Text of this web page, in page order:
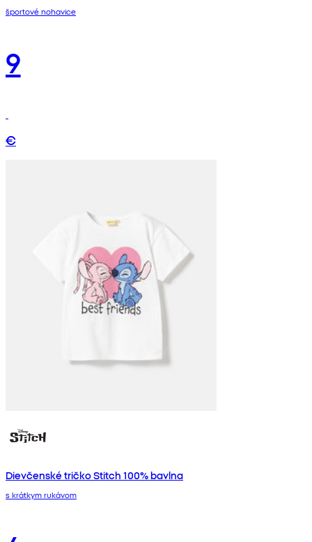
športové nohavice
9
€
Dievčenské tričko Stitch 100% bavlna
s krátkym rukávom